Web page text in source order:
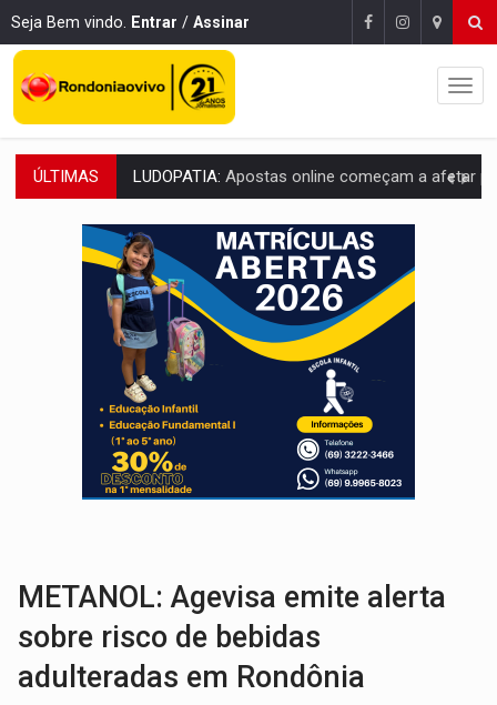
Seja Bem vindo. Entrar / Assinar
ÚLTIMAS REFLORESTAMENTO: Plantar árvores não será mais suficiente para
OVNIS NA LUA:Cientistas alertam para possível base secreta no satélite
ACABOU COM PEUGEOT:Incêndio destrói carro que era rebocado para oficina
VÍDEO: Ladrão é filmado furtando moto na frente do bar
BOLSAS DE PESQUISA: Iniciativa Amazônia+10 lança chamada para fortalecer
MATERIAL: Brasil tem grandes reservas de urânio, mas produz pouco e
VÍDEO: Serpente capturada na fábrica da Coca-Cola é
HOMENAGEM: Cientistas cassados pelo AI-5 se tornam pesquisadores
METANOL: Agevisa emite alerta
sobre risco de bebidas
adulteradas em Rondônia